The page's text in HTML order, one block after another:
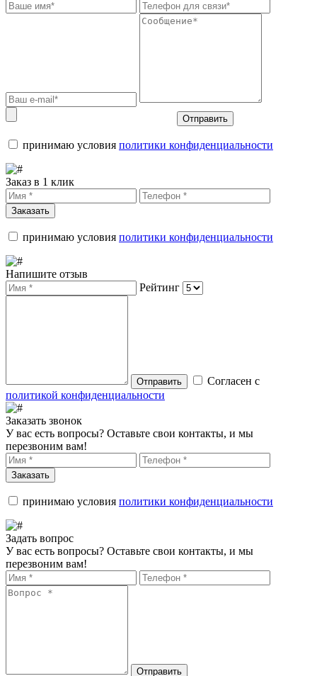
Отправить
принимаю условия политики конфиденциальности
Заказ в 1 клик
Заказать
принимаю условия политики конфиденциальности
Напишите отзыв
Рейтинг
Отправить
Согласен с
политикой конфиденциальности
Заказать звонок
У вас есть вопросы? Оставьте свои контакты, и мы
перезвоним вам!
Заказать
принимаю условия политики конфиденциальности
Задать вопрос
У вас есть вопросы? Оставьте свои контакты, и мы
перезвоним вам!
Отправить